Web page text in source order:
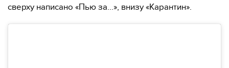
сверху написано «Пью за...», внизу «Карантин».